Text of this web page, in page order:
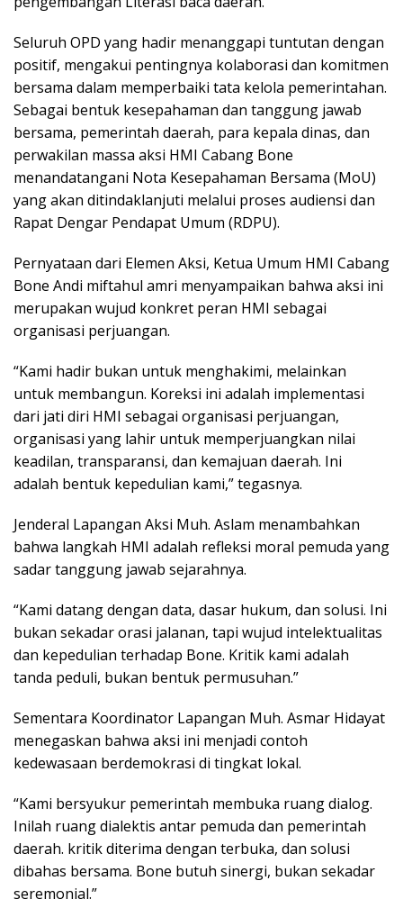
Seluruh OPD yang hadir menanggapi tuntutan dengan
positif, mengakui pentingnya kolaborasi dan komitmen
bersama dalam memperbaiki tata kelola pemerintahan.
Sebagai bentuk kesepahaman dan tanggung jawab
bersama, pemerintah daerah, para kepala dinas, dan
perwakilan massa aksi HMI Cabang Bone
menandatangani Nota Kesepahaman Bersama (MoU)
yang akan ditindaklanjuti melalui proses audiensi dan
Rapat Dengar Pendapat Umum (RDPU).
Pernyataan dari Elemen Aksi, Ketua Umum HMI Cabang
Bone Andi miftahul amri menyampaikan bahwa aksi ini
merupakan wujud konkret peran HMI sebagai
organisasi perjuangan.
“Kami hadir bukan untuk menghakimi, melainkan
untuk membangun. Koreksi ini adalah implementasi
dari jati diri HMI sebagai organisasi perjuangan,
organisasi yang lahir untuk memperjuangkan nilai
keadilan, transparansi, dan kemajuan daerah. Ini
adalah bentuk kepedulian kami,” tegasnya.
Jenderal Lapangan Aksi Muh. Aslam menambahkan
bahwa langkah HMI adalah refleksi moral pemuda yang
sadar tanggung jawab sejarahnya.
“Kami datang dengan data, dasar hukum, dan solusi. Ini
bukan sekadar orasi jalanan, tapi wujud intelektualitas
dan kepedulian terhadap Bone. Kritik kami adalah
tanda peduli, bukan bentuk permusuhan.”
Sementara Koordinator Lapangan Muh. Asmar Hidayat
menegaskan bahwa aksi ini menjadi contoh
kedewasaan berdemokrasi di tingkat lokal.
“Kami bersyukur pemerintah membuka ruang dialog.
Inilah ruang dialektis antar pemuda dan pemerintah
daerah. kritik diterima dengan terbuka, dan solusi
dibahas bersama. Bone butuh sinergi, bukan sekadar
seremonial.”